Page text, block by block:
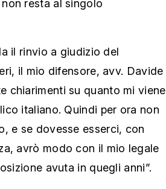
resta al singolo
il rinvio a giudizio del
il mio difensore, avv. Davide
chiarimenti su quanto mi viene
italiano. Quindi per ora non
e se dovesse esserci, con
avrò modo con il mio legale
avuta in quegli anni”.